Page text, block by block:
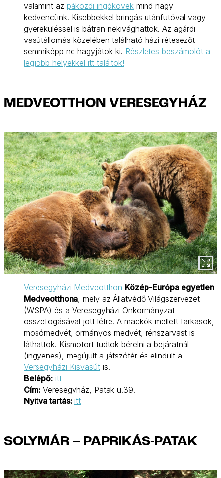
valamint az pákozdi ingókövek mind nagy
kedvencünk. Kisebbekkel bringás utánfutóval vagy
gyereküléssel is bátran nekivághattok. Az agárdi
vasútállomás közelében található házi rétesezőt
semmiképp ne hagyjátok ki. Részletes beszámolót a
legjobb helyekkel itt találtok!
MEDVEOTTHON VERESEGYHÁZ
Veresegyházi Medveotthon Közép-Európa egyetlen
Medveotthona , mely az Állatvédő Világszervezet
(WSPA) és a Veresegyházi Önkormányzat
összefogásával jött létre. A mackók mellett farkasok,
mosómedvét, ormányos medvét, rénszarvast is
láthattok. Kismotort tudtok bérelni a bejáratnál
(ingyenes), megújult a játszótér és elindult a
Versegyházi Kisvasút is.
Belépő: itt
Cím: Veresegyház, Patak u.39.
Nyitva tartás: itt
SOLYMÁR – PAPRIKÁS-PATAK